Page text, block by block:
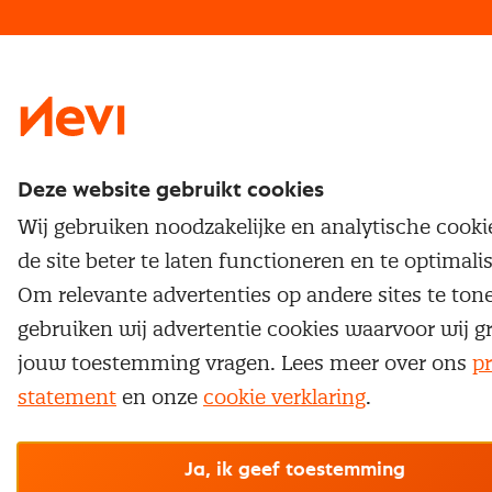
Traineeship
Nevi 2
Deze website gebruikt cookies
Wij gebruiken noodzakelijke en analytische
de site beter te laten functioneren en te
Om relevante advertenties op andere sites te
gebruiken wij advertentie cookies waarvoor wij
jouw toestemming vragen. Lees meer over ons
statement en onze cookie verklaring.
Ja, ik geef toestemming